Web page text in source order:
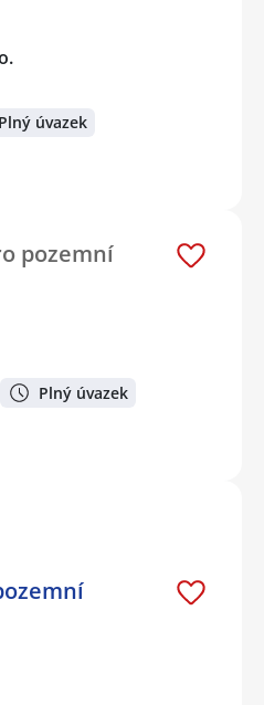
Plný úvazek
pozemní
Plný úvazek